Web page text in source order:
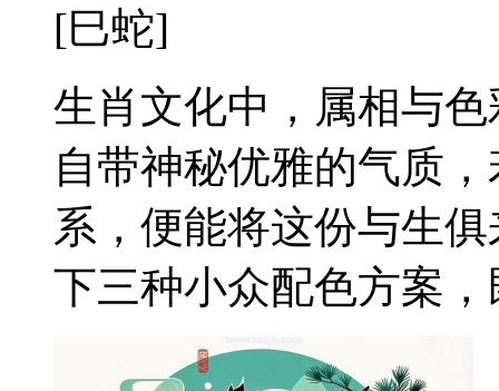
[巳蛇]
生肖文化中，属相与
自带神秘优雅的气质
系，便能将这份与生
下三种小众配色方案